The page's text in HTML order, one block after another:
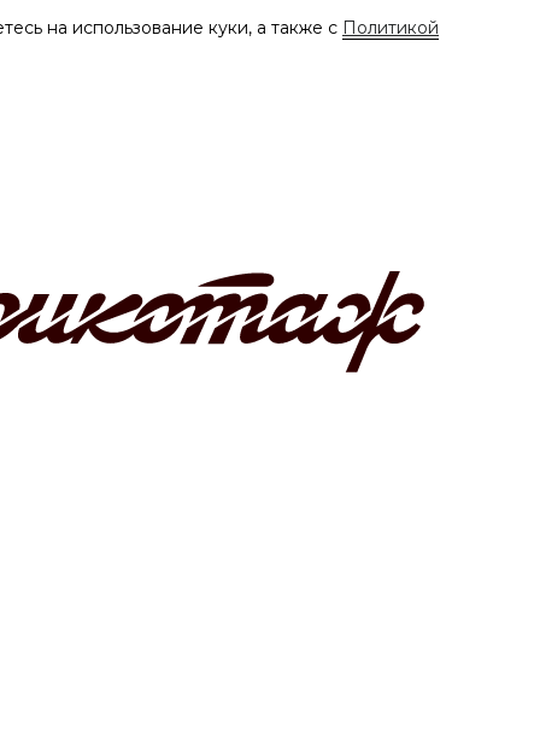
на использование куки, а также с Политикой